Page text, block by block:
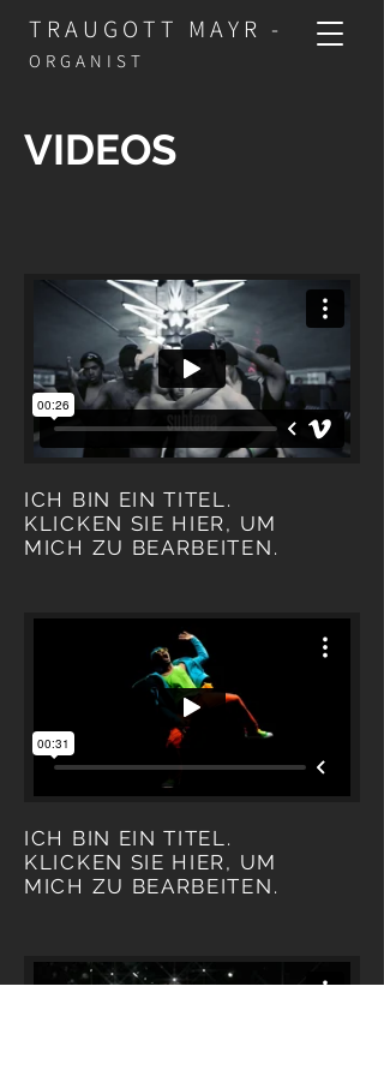
TRAUGOTT MAYR -
ORGANIST
VIDEOS
ICH BIN EIN TITEL.
KLICKEN SIE HIER, UM
MICH ZU BEARBEITEN.
ICH BIN EIN TITEL.
KLICKEN SIE HIER, UM
MICH ZU BEARBEITEN.